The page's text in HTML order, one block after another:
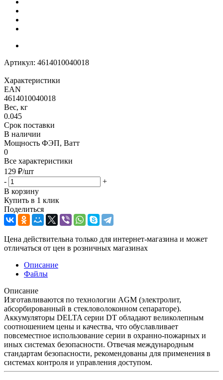
Артикул: 4614010040018
Характеристики
EAN
4614010040018
Вес, кг
0.045
Срок поставки
В наличии
Мощность ФЭП, Ватт
0
Все характеристики
129 ₽/шт
-
+
В корзину
Купить в 1 клик
Поделиться
Цена действительна только для интернет-магазина и может
отличаться от цен в розничных магазинах
Описание
Файлы
Описание
Изготавливаются по технологии AGM (электролит,
абсорбированный в стекловолоконном сепараторе).
Аккумуляторы DELTA серии DT обладают великолепным
соотношением цены и качества, что обуславливает
повсеместное использование серии в охранно-пожарных и
иных системах безопасности. Отвечая международным
стандартам безопасности, рекомендованы для применения в
системах контроля и управления доступом.